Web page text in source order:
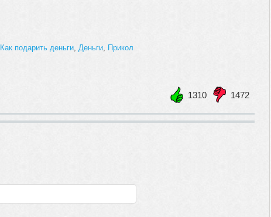
Как подарить деньги Деньги Прикол
1310 1472